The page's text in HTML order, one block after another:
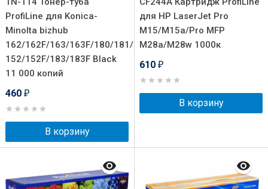
ProfiLine для Konica-
Minolta bizhub
162/162F/163/163F/180/181/210/211/DI-
152/152F/183/183F Black
11 000 копий
460 ₽
В корзину
для HP LaserJet Pro
M15/M15a/Pro MFP
M28a/M28w 1000к
610 ₽
В корзину